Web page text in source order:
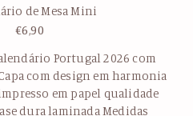
de Mesa Mini
€6,90
Portugal 2026 com
com design em harmonia
em papel qualidade
dura laminada Medidas